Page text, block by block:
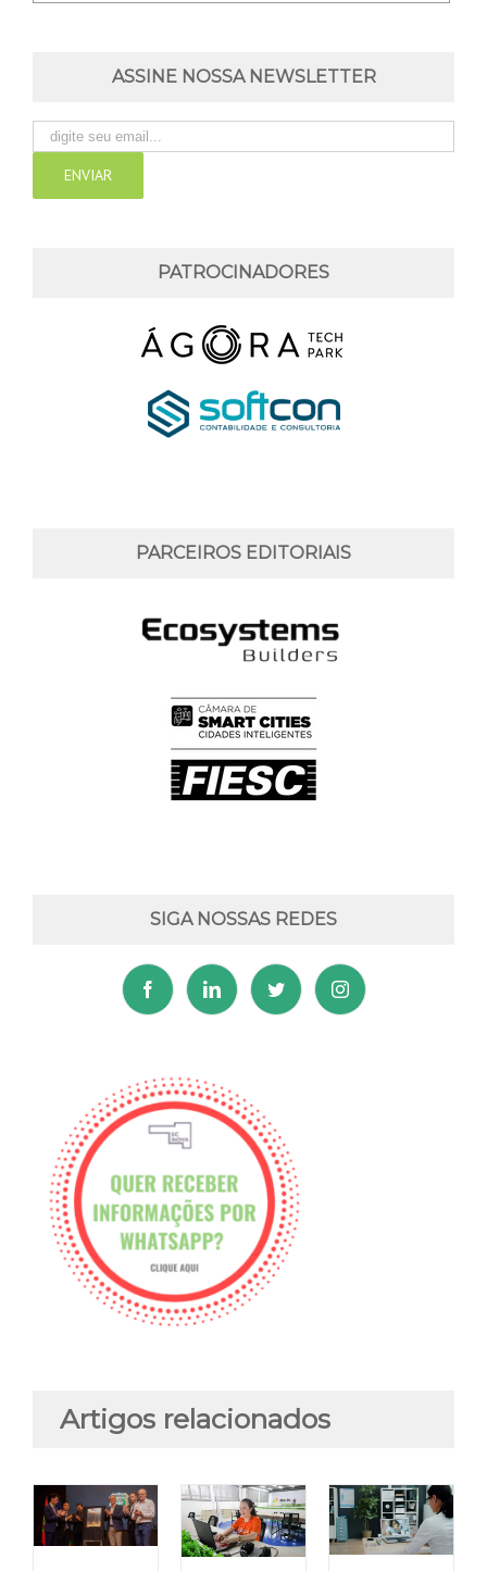
ASSINE NOSSA NEWSLETTER
PATROCINADORES
PARCEIROS EDITORIAIS
SIGA NOSSAS REDES
Artigos relacionados